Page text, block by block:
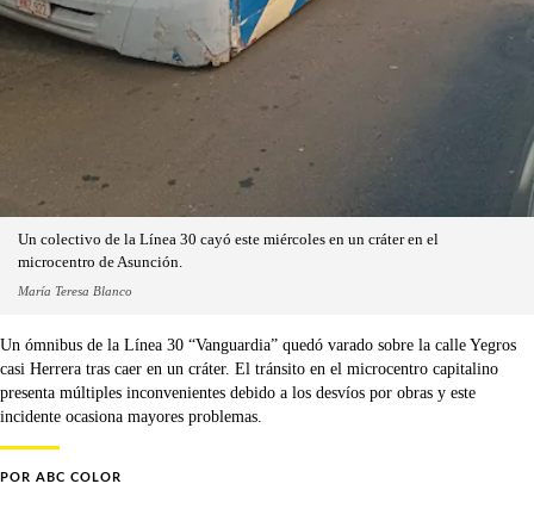
Un colectivo de la Línea 30 cayó este miércoles en un cráter en el
microcentro de Asunción.
María Teresa Blanco
Un ómnibus de la Línea 30 “Vanguardia” quedó varado sobre la calle Yegros
casi Herrera tras caer en un cráter. El tránsito en el microcentro capitalino
presenta múltiples inconvenientes debido a los desvíos por obras y este
incidente ocasiona mayores problemas.
POR ABC COLOR